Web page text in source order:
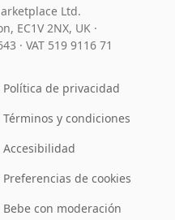
Ltd.
EC1V 2NX, UK ·
· VAT 519 9116 71
Política de privacidad
Términos y condiciones
Accesibilidad
Preferencias de cookies
Bebe con moderación